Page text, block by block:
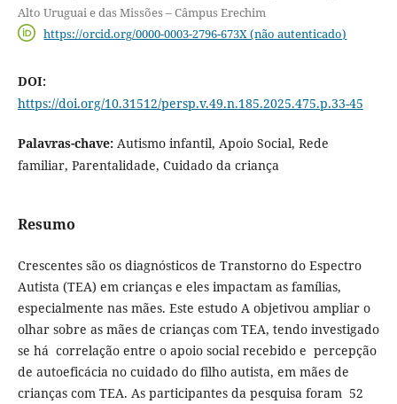
Alto Uruguai e das Missões – Câmpus Erechim
https://orcid.org/0000-0003-2796-673X (não autenticado)
DOI:
https://doi.org/10.31512/persp.v.49.n.185.2025.475.p.33-45
Palavras-chave: Autismo infantil, Apoio Social, Rede
familiar, Parentalidade, Cuidado da criança
Resumo
Crescentes são os diagnósticos de Transtorno do Espectro
Autista (TEA) em crianças e eles impactam as famílias,
especialmente nas mães. Este estudo A objetivou ampliar o
olhar sobre as mães de crianças com TEA, tendo investigado
se há correlação entre o apoio social recebido e percepção
de autoeficácia no cuidado do filho autista, em mães de
crianças com TEA. As participantes da pesquisa foram 52